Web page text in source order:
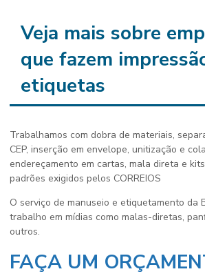
Veja mais sobre
que fazem
etiquetas
Trabalhamos com dobra de materiais,
CEP, inserção em envelope, unitização e
endereçamento em cartas, mala direta e
padrões exigidos pelos CORREIOS
O serviço de manuseio e etiquetamento da
trabalho em mídias como malas-diretas,
outros.
FAÇA UM